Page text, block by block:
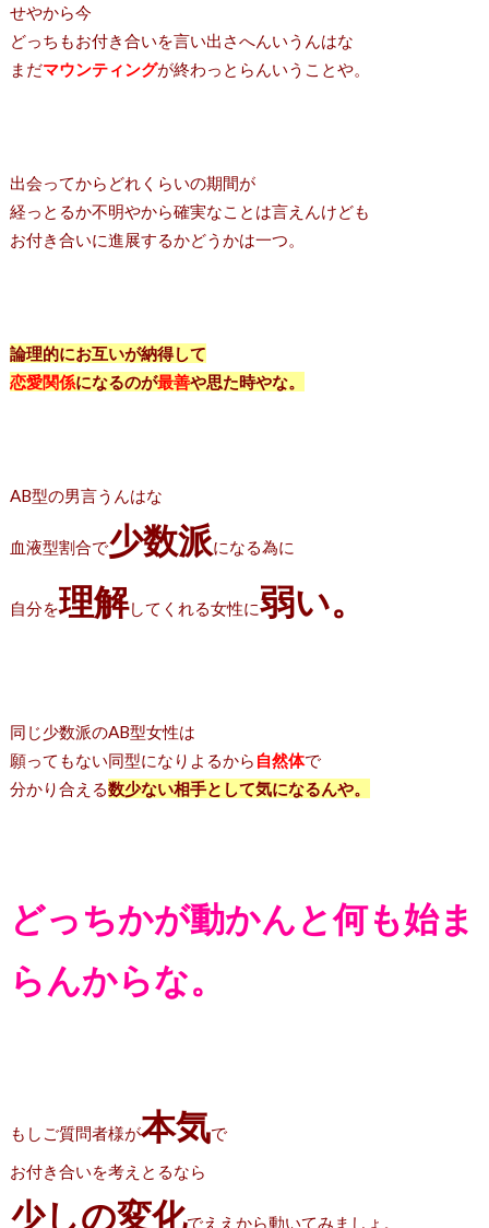
せやから今
どっちもお付き合いを言い出さへんいうんはな
まだマウンティングが終わっとらんいうことや。
出会ってからどれくらいの期間が
経っとるか不明やから確実なことは言えんけども
お付き合いに進展するかどうかは一つ。
論理的にお互いが納得して
恋愛関係になるのが最善や思た時やな。
AB型の男言うんはな
血液型割合で少数派になる為に
自分を理解してくれる女性に弱い。
同じ少数派のAB型女性は
願ってもない同型になりよるから 自然体で
分かり合える数少ない相手として気になるんや。
どっちかが動かんと何も始ま
らんからな。
もしご質問者様が本気で
お付き合いを考えとるなら
少しの変化でええから動いてみましょ。